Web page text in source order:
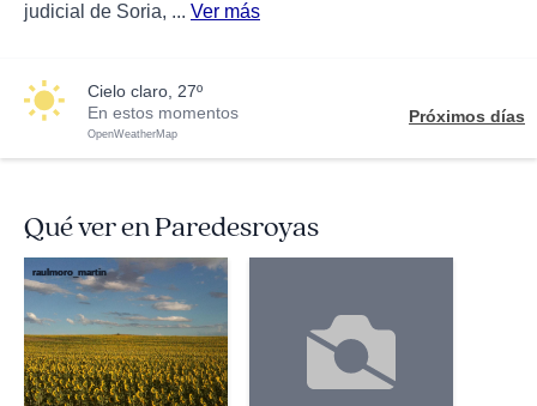
judicial de Soria, ... Ver más
cielo claro, 27º
En estos momentos
OpenWeatherMap
Próximos días
Qué ver en Paredesroyas
raulmoro_martin